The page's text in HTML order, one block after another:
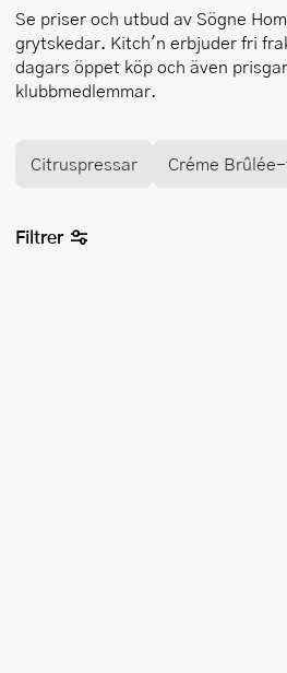
Se priser och utbud av Sögne
grytskedar. Kitch'n erbjuder fri
dagars öppet köp och även
klubbmedlemmar.
Citruspressar Créme
Filtrer